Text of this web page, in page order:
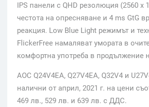
IPS панели с QHD резолюция (2560 x
честота на опресняване и 4 ms GtG
реакция. Low Blue Light режимът и
FlickerFree намаляват умората в
комфортна употреба в продължение
AOC Q24V4EA, Q27V4EA, Q32V4 и
налични от април, 2021 г. на цени
469 лв., 529 лв. и 639 лв. с ДДС.